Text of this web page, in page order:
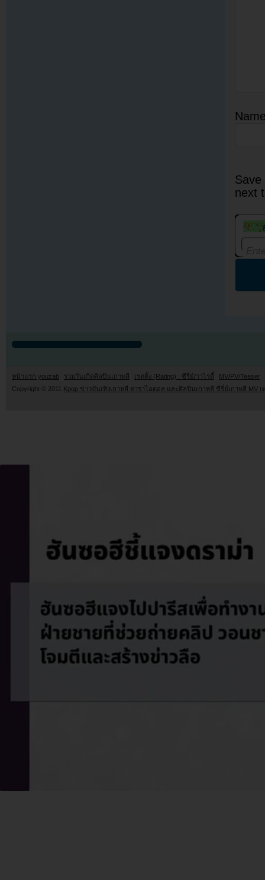
next
หน้าแรก youzab รวมวันเกิดศิลปินเกาหลี เรตติ้ง (Rating) : ซีรี่ย์/วาไรตี้
MV/PV/Teaser
Copyright © 2011 Kpop ข่าวบันเทิงเกาหลี ดาราไอดอล และศิลปินเกาหลี ซีรี่ย์เกาหลี MV